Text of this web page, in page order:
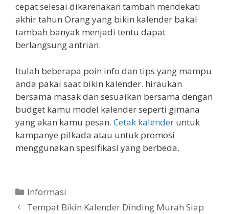
cepat selesai dikarenakan tambah mendekati
akhir tahun Orang yang bikin kalender bakal
tambah banyak menjadi tentu dapat
berlangsung antrian.
Itulah beberapa poin info dan tips yang mampu
anda pakai saat bikin kalender. hiraukan
bersama masak dan sesuaikan bersama dengan
budget kamu model kalender seperti gimana
yang akan kamu pesan. Cetak kalender untuk
kampanye pilkada atau untuk promosi
menggunakan spesifikasi yang berbeda.
Categories
Informasi
Tempat Bikin Kalender Dinding Murah Siap